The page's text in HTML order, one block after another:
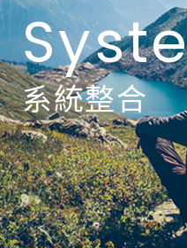
系統整合